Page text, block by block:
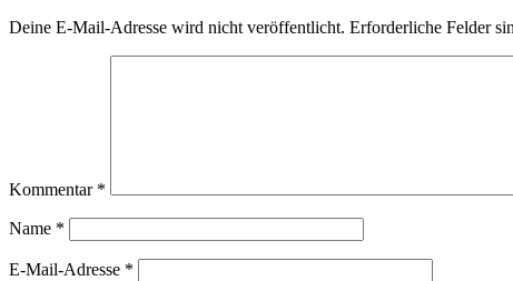
Deine E-Mail-Adresse wird nicht veröffentlicht. Erforderliche Felder
Kommentar *
Name *
E-Mail-Adresse *